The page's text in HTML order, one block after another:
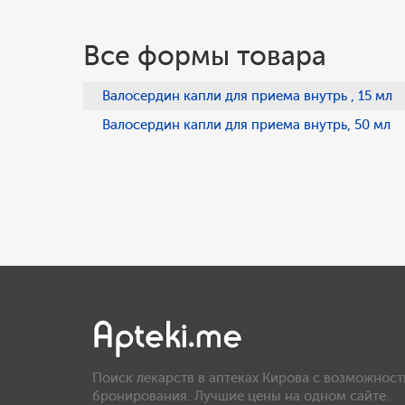
Все формы товара
Валосердин капли для приема внутрь , 15 мл
Валосердин капли для приема внутрь, 50 мл
Поиск лекарств в аптеках Кирова с
бронирования. Лучшие цены на одном сайте.